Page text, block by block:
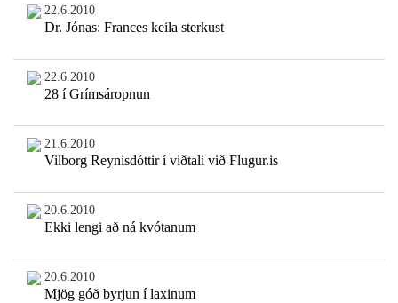
22.6.2010
Dr. Jónas: Frances keila sterkust
22.6.2010
28 í Grímsáropnun
21.6.2010
Vilborg Reynisdóttir í viðtali við Flugur.is
20.6.2010
Ekki lengi að ná kvótanum
20.6.2010
Mjög góð byrjun í laxinum